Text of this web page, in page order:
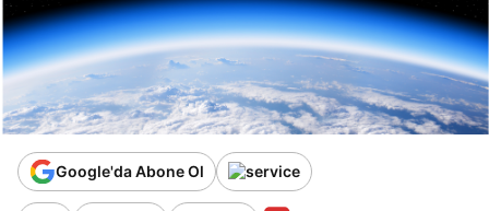
Google'da Abone Ol